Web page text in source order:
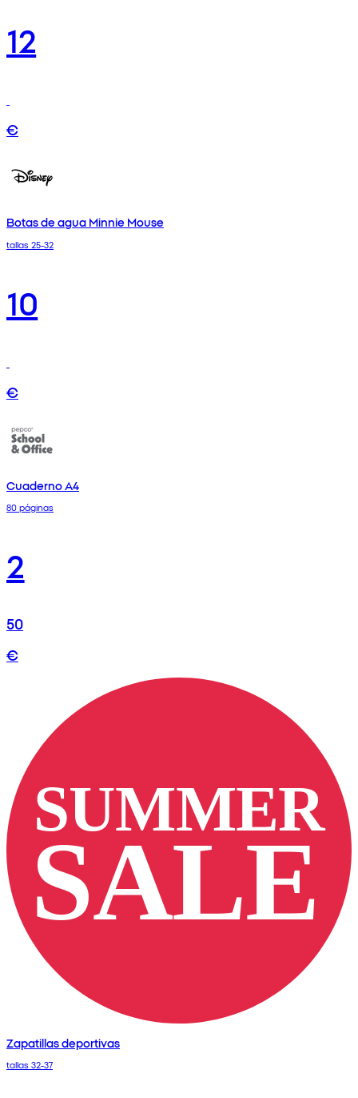
12
€
Botas de agua Minnie Mouse
tallas 25-32
10
€
Cuaderno A4
80 páginas
2
50
€
Zapatillas deportivas
tallas 32-37